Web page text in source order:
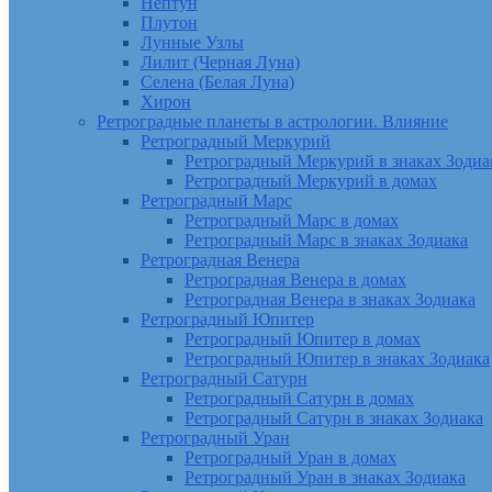
Плутон
Лунные Узлы
Лилит (Черная Луна)
Селена (Белая Луна)
Хирон
Ретроградные планеты в астрологии. Влияние
Ретроградный Меркурий
Ретроградный Меркурий в знаках
Ретроградный Меркурий в домах
Ретроградный Марс
Ретроградный Марс в домах
Ретроградный Марс в знаках Зодиака
Ретроградная Венера
Ретроградная Венера в домах
Ретроградная Венера в знаках Зодиака
Ретроградный Юпитер
Ретроградный Юпитер в домах
Ретроградный Юпитер в знаках Зодиака
Ретроградный Сатурн
Ретроградный Сатурн в домах
Ретроградный Сатурн в знаках Зодиака
Ретроградный Уран
Ретроградный Уран в домах
Ретроградный Уран в знаках Зодиака